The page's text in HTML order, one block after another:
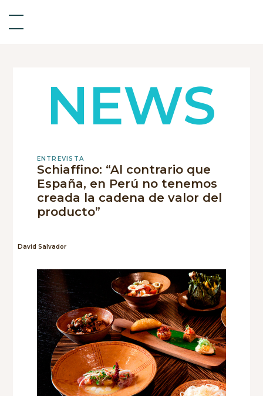
NEWS
ENTREVISTA
Schiaffino: “Al contrario que
España, en Perú no tenemos
creada la cadena de valor del
producto”
David Salvador